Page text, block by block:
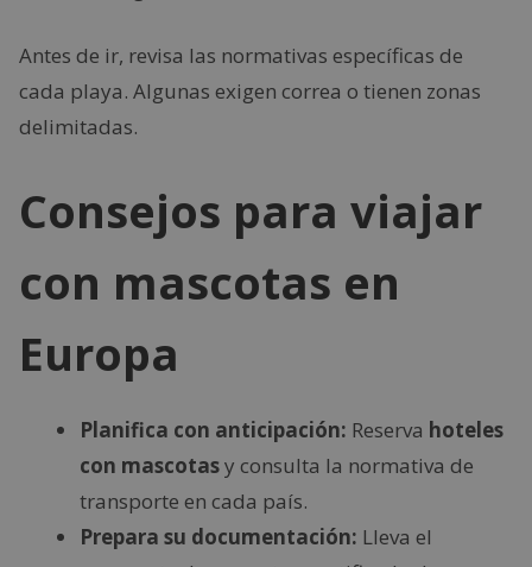
Antes de ir, revisa las normativas específicas de
cada playa. Algunas exigen correa o tienen zonas
delimitadas.
Consejos para viajar
con mascotas en
Europa
Planifica con anticipación: Reserva hoteles
con mascotasy consulta la normativa de
transporte en cada país.
Prepara su documentación: Lleva el